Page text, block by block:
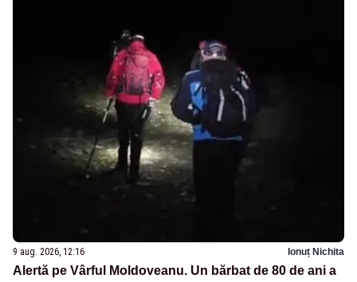
9 aug. 2026, 12:16 Ionuț Nichita
Alertă pe Vârful Moldoveanu. Un bărbat de 80 de ani a